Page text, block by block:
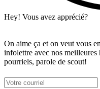
Hey! Vous avez apprécié?
On aime ça et on veut vous
infolettre avec nos meilleures
pourriels, parole de scout!